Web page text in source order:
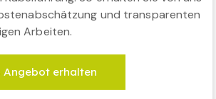
und transparenten
Arbeiten.
Angebot erhalten